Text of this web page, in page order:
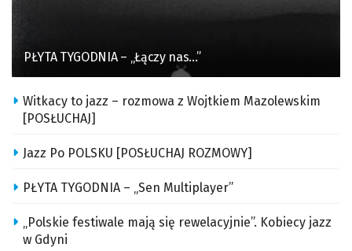
PŁYTA TYGODNIA – „Łączy nas…”
Witkacy to jazz – rozmowa z Wojtkiem Mazolewskim
[POSŁUCHAJ]
Jazz Po POLSKU [POSŁUCHAJ ROZMOWY]
PŁYTA TYGODNIA – „Sen Multiplayer”
„Polskie festiwale mają się rewelacyjnie”. Kobiecy jazz
w Gdyni